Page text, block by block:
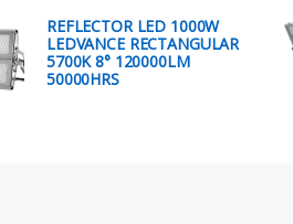
REFLECTOR LED 1000W
LEDVANCE RECTANGULAR
5700K 8° 120000LM
50000HRS